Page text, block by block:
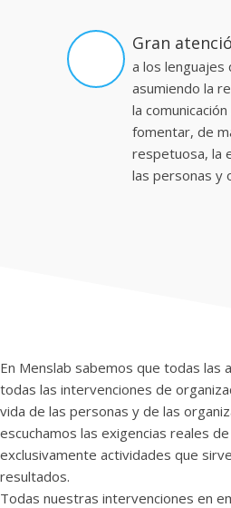
Gran
a los lenguajes
asumiendo la
la
fomentar, de
respetuosa, la
las personas y
En Menslab sabemos que todas las
todas las intervenciones de
vida de las personas y de las
escuchamos las exigencias reales
exclusivamente actividades que
resultados.
Todas nuestras intervenciones en